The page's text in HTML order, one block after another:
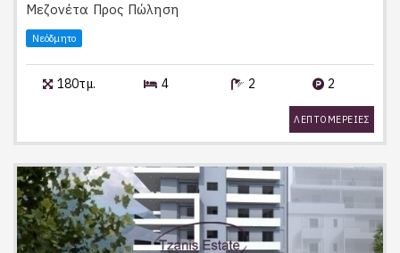
Μεζονέτα Προς Πώληση
Νεόδμητο
180τμ. 4 2 2
ΛΕΠΤΟΜΕΡΕΙΕΣ